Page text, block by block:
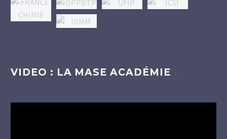
VIDEO : LA MASE ACADÉMIE